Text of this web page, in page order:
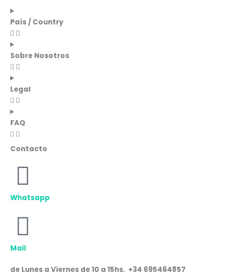
País / Country
Sobre Nosotros
Legal
FAQ
Contacto
Whatsapp
Mail
de Lunes a Viernes de 10 a 15hs. +34 695464857